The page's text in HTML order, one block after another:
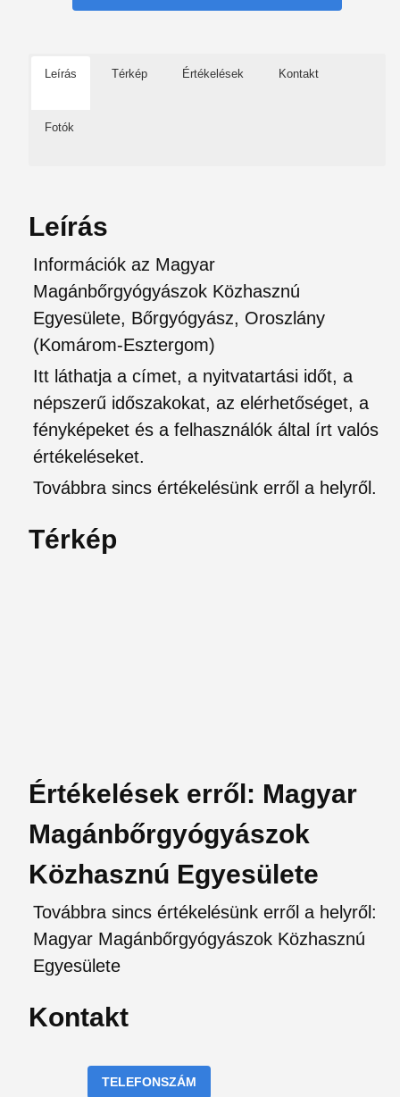
Leírás Térkép Értékelések Kontakt
Fotók
Leírás
Információk az Magyar
Magánbőrgyógyászok Közhasznú
Egyesülete, Bőrgyógyász, Oroszlány
(Komárom-Esztergom)
Itt láthatja a címet, a nyitvatartási időt, a
népszerű időszakokat, az elérhetőséget, a
fényképeket és a felhasználók által írt valós
értékeléseket.
Továbbra sincs értékelésünk erről a helyről.
Térkép
Értékelések erről: Magyar
Magánbőrgyógyászok
Közhasznú Egyesülete
Továbbra sincs értékelésünk erről a helyről:
Magyar Magánbőrgyógyászok Közhasznú
Egyesülete
Kontakt
TELEFONSZÁM